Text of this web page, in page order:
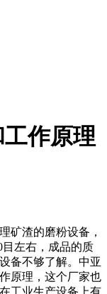
作原理
矿渣的磨粉设备，
目左右，成品的质
备不够了解。中亚
原理，这个厂家也